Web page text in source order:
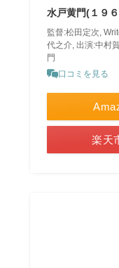
水戸黄門(１９
監督:松田定次,
代之介, 出演:中村
門
口コミを見る
楽天